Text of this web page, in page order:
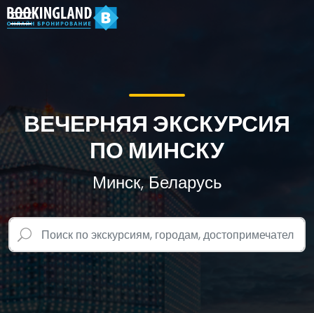
ВЕЧЕРНЯЯ ЭКСКУРСИЯ
ПО МИНСКУ
Минск, Беларусь